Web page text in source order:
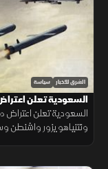
الشرق للأخبار سياسة
السعودية تعلن
السعودية تعلن اعتراض
ونتنياهو يزور